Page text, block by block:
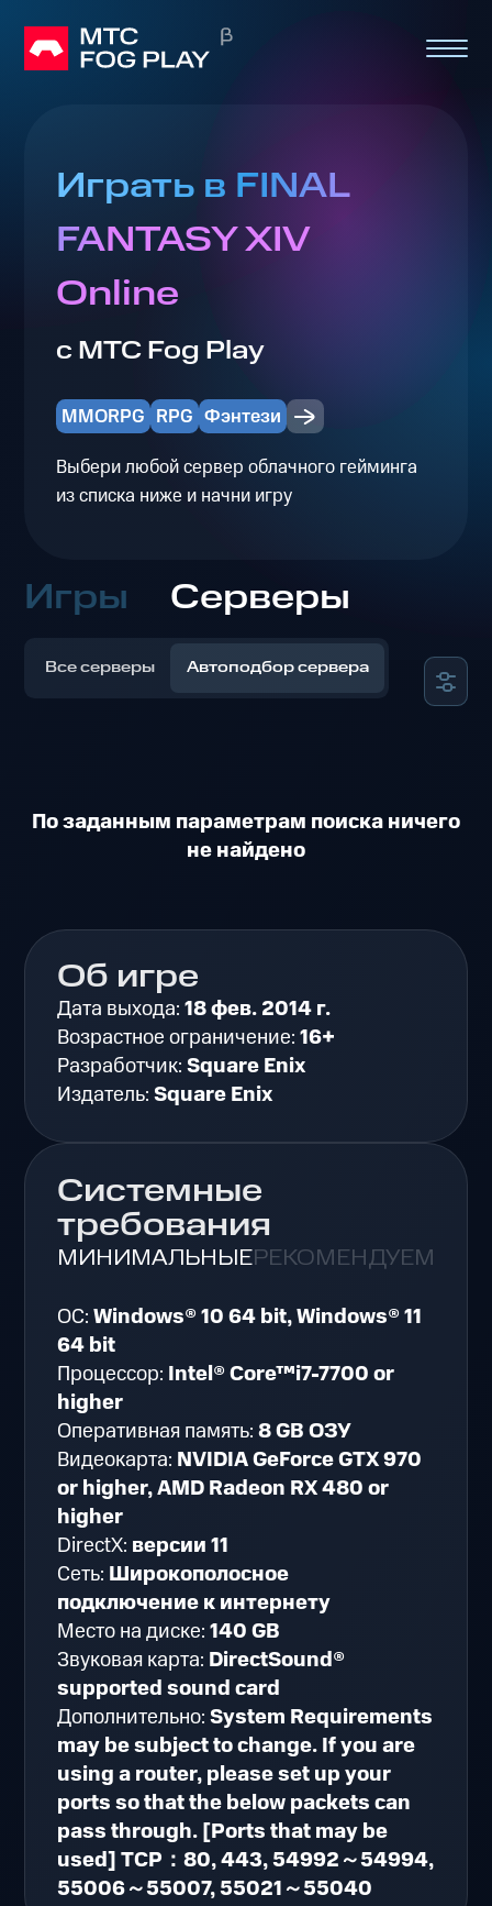
Играть в FINAL
FANTASY XIV
Online
с МТС Fog Play
MMORPG RPG Фэнтези
Выбери любой сервер облачного гейминга
из списка ниже и начни игру
Игры Серверы
Все серверы Автоподбор сервера
По заданным параметрам поиска ничего
не найдено
Об игре
Дата выхода:18 фев. 2014 г.
Возрастное ограничение:16+
Разработчик:Square Enix
Издатель:Square Enix
Системные
требования
МИНИМАЛЬНЫЕРЕКОМЕНДУЕМЫЕ
ОС:Windows® 10 64 bit, Windows® 11
64 bit
Процессор: Intel® Core™i7-7700 or
higher
Оперативная память:8 GB ОЗУ
Видеокарта: NVIDIA GeForce GTX 970
or higher, AMD Radeon RX 480 or
higher
DirectX: версии 11
Сеть: Широкополосное
подключение к интернету
Место на диске:140 GB
Звуковая карта: DirectSound®
supported sound card
Дополнительно:System Requirements
may be subject to change. If you are
using a router, please set up your
ports so that the below packets can
pass through. [Ports that may be
used] TCP：80, 443, 54992～54994,
55006～55007, 55021～55040